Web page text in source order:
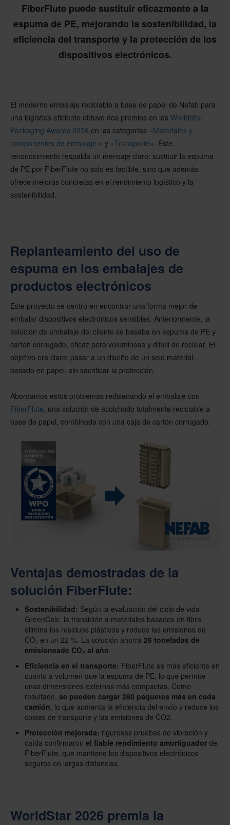
FiberFlute puede sustituir eficazmente a la
espuma de PE, mejorando la sostenibilidad, la
eficiencia del transporte y la protección de los
dispositivos electrónicos.
El moderno embalaje reciclable a base de papel de Nefab para
una logística eficiente obtuvo dos premios en los WorldStar
Packaging Awards 2026 en las categorías «Materiales y
componentes de embalaje » y «Transporte». Este
reconocimiento respalda un mensaje claro: sustituir la espuma
de PE por FiberFlute no solo es factible, sino que además
ofrece mejoras concretas en el rendimiento logístico y la
sostenibilidad.
Replanteamiento del uso de
espuma en los embalajes de
productos electrónicos
Este proyecto se centró en encontrar una forma mejor de
embalar dispositivos electrónicos sensibles. Anteriormente, la
solución de embalaje del cliente se basaba en espuma de PE y
cartón corrugado, eficaz pero voluminosa y difícil de reciclar. El
objetivo era claro: pasar a un diseño de un solo material,
basado en papel, sin sacrificar la protección.
Abordamos estos problemas rediseñando el embalaje con
FiberFlute, una solución de acolchado totalmente reciclable a
base de papel, combinada con una caja de cartón corrugado.
Ventajas demostradas de la
solución FiberFlute:
Sostenibilidad: Según la evaluación del ciclo de vida
GreenCalc, la transición a materiales basados en fibra
elimina los residuos plásticos y reduce las emisiones de
CO₂ en un 22 %. La solución ahorra 26 toneladas de
emisionesde CO₂ al año.
Eficiencia en el transporte: FiberFlute es más eficiente en
cuanto a volumen que la espuma de PE, lo que permite
unas dimensiones externas más compactas. Como
resultado, se pueden cargar 280 paquetes más en cada
camión, lo que aumenta la eficiencia del envío y reduce los
costes de transporte y las emisiones de CO2.
Protección mejorada: rigurosas pruebas de vibración y
caída confirmaron el fiable rendimiento amortiguador de
FiberFlute, que mantiene los dispositivos electrónicos
seguros en largas distancias.
WorldStar 2026 premia la